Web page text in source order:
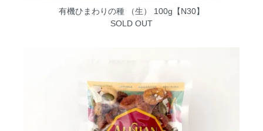
有機ひまわりの種 （生） 100g【N30】
SOLD OUT